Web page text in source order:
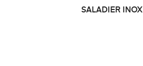
SALADIER INOX